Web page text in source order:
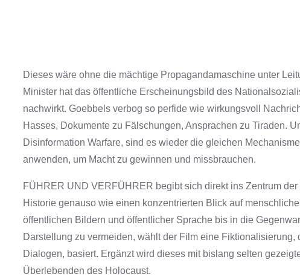
Dieses wäre ohne die mächtige Propagandamaschine unter
Minister hat das öffentliche Erscheinungsbild des
nachwirkt. Goebbels verbog so perfide wie wirkungsvoll
Hasses, Dokumente zu Fälschungen, Ansprachen zu Tiraden.
Disinformation Warfare, sind es wieder die gleichen
anwenden, um Macht zu gewinnen und missbrauchen.
FÜHRER UND VERFÜHRER begibt sich direkt ins Zentrum
Historie genauso wie einen konzentrierten Blick auf
öffentlichen Bildern und öffentlicher Sprache bis in die
Darstellung zu vermeiden, wählt der Film eine
Dialogen, basiert. Ergänzt wird dieses mit bislang selten
Überlebenden des Holocaust.